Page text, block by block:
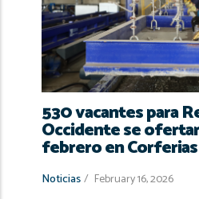
530 vacantes para
Occidente se
febrero en Corferias
Noticias/ February 16, 2026